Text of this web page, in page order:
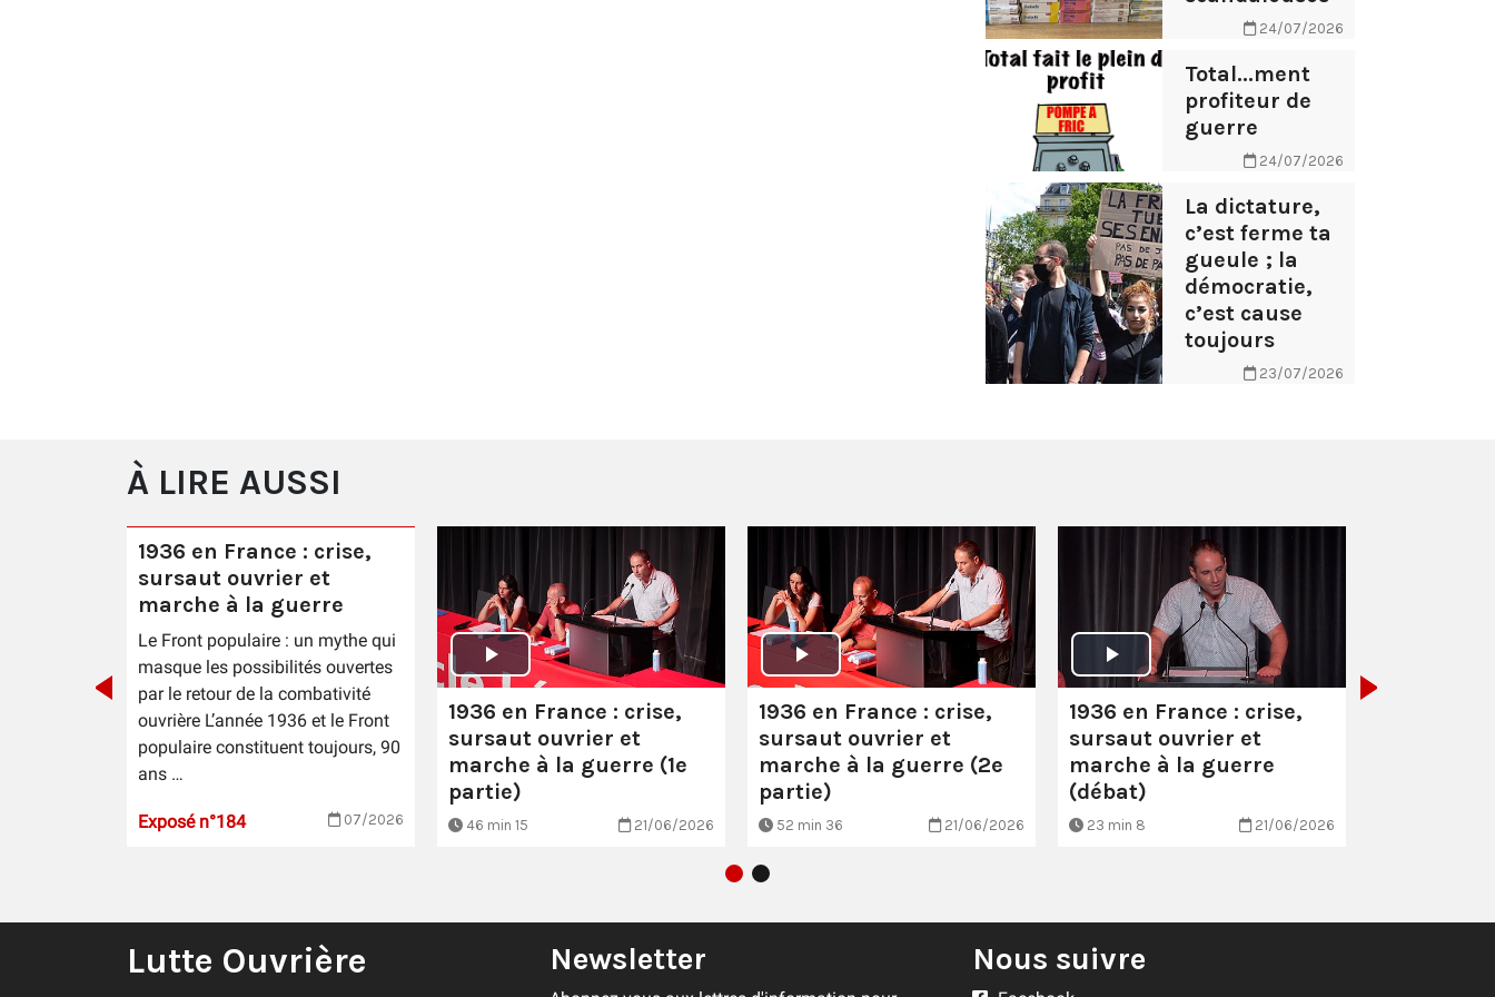
24/07/2026
Total...ment
profiteur de
guerre
24/07/2026
La dictature,
c’est ferme ta
gueule ; la
démocratie,
c’est cause
toujours
23/07/2026
À LIRE AUSSI
1936 en France : crise,
sursaut ouvrier et
marche à la guerre
Le Front populaire : un mythe qui
masque les possibilités ouvertes
par le retour de la combativité
ouvrière L’année 1936 et le Front
populaire constituent toujours, 90
ans …
Exposé n°184 07/2026
1936 en France : crise,
sursaut ouvrier et
marche à la guerre (1e
partie)
46 min 15 21/06/2026
1936 en France : crise,
sursaut ouvrier et
marche à la guerre (2e
partie)
52 min 36 21/06/2026
1936 en France : crise,
sursaut ouvrier et
marche à la guerre
(débat)
23 min 8 21/06/2026
Lutte Ouvrière Newsletter Nous suivre